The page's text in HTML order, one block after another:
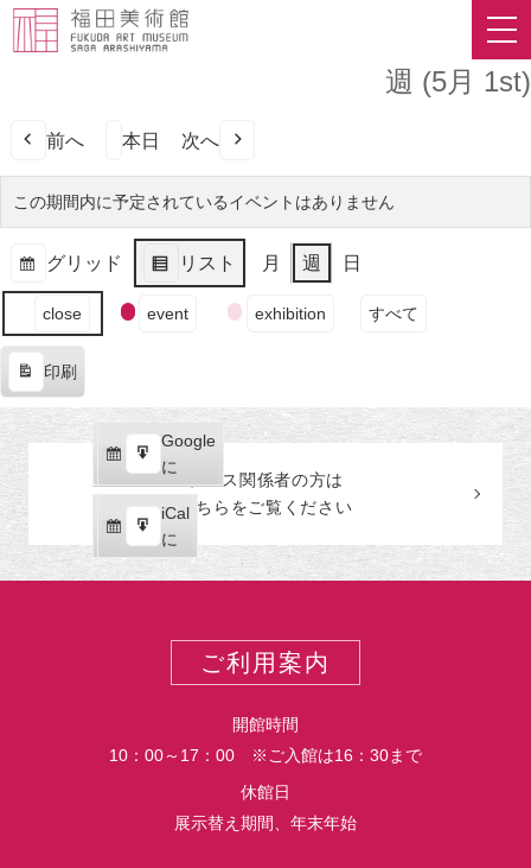
週 (5月 1st)
前へ 本日 次へ
この期間内に予定されているイベントはありません
グリッド
表
リスト
表
月 週 日
ン
の
カ
テ
ゴ
close event exhibition すべて
印刷
示
Google
で
購
読
iCal
で
購
読
Google
に
エ
ク
ス
ポ
iCal
に
エ
ク
プレス関係者の方は
こちらをご覧ください
ご利用案内
開館時間
10：00～17：00 ※ご入館は16：30まで
休館日
展示替え期間、年末年始